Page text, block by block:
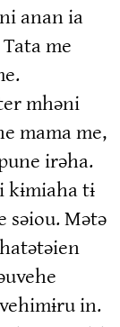
anan ia
me
mhəni
mama me,
irəha.
tɨ
səiou. Mətə
in.